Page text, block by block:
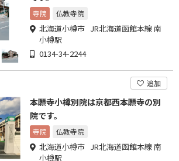
寺院 仏教寺院
北海道小樽市 JR北海道函館本線 南
小樽駅
0134-34-2244
追加
本願寺小樽別院は京都西本願寺の別
院です。
寺院 仏教寺院
北海道小樽市 JR北海道函館本線 南
小樽駅